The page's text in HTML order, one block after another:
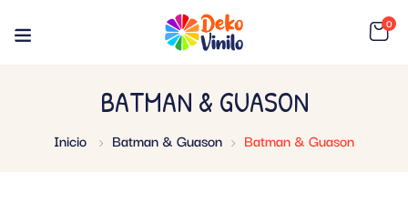
0
BATMAN & GUASON
Inicio Batman & Guason Batman & Guason